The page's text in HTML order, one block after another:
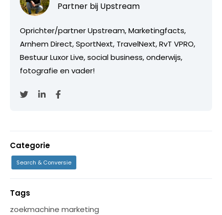
Partner bij Upstream
Oprichter/partner Upstream, Marketingfacts,
Arnhem Direct, SportNext, TravelNext, RvT VPRO,
Bestuur Luxor Live, social business, onderwijs,
fotografie en vader!
Categorie
Search & Conversie
Tags
zoekmachine marketing